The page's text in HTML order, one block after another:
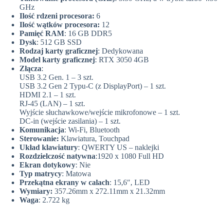
GHz
Ilość rdzeni procesora: 6
Ilość wątków procesora: 12
Pamięć RAM: 16 GB DDR5
Dysk: 512 GB SSD
Rodzaj karty graficznej: Dedykowana
Model karty graficznej: RTX 3050 4GB
Złącza:
USB 3.2 Gen. 1 – 3 szt.
USB 3.2 Gen 2 Typu-C (z DisplayPort) – 1 szt.
HDMI 2.1 – 1 szt.
RJ-45 (LAN) – 1 szt.
Wyjście słuchawkowe/wejście mikrofonowe – 1 szt.
DC-in (wejście zasilania) – 1 szt.
Komunikacja: Wi-Fi, Bluetooth
Sterowanie: Klawiatura, Touchpad
Układ klawiatury: QWERTY US – naklejki
Rozdzielczość natywna:1920 x 1080 Full HD
Ekran dotykowy: Nie
Typ matrycy: Matowa
Przekątna ekrany w calach: 15,6″, LED
Wymiary: 357.26mm x 272.11mm x 21.32mm
Waga: 2.722 kg